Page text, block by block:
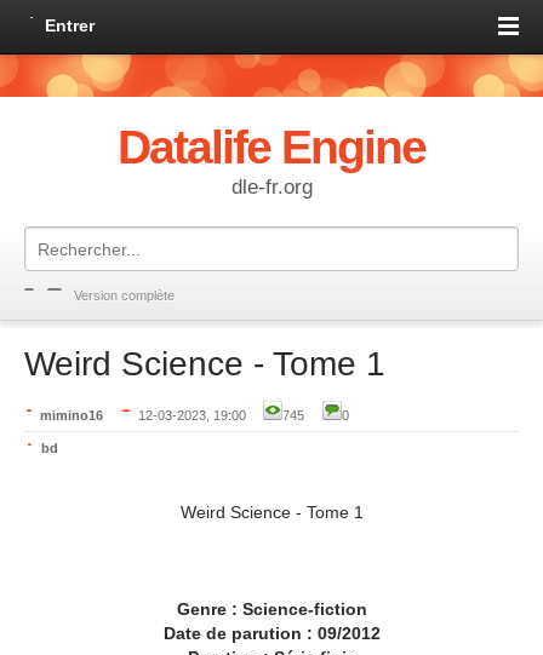
Entrer
Datalife Engine
dle-fr.org
Version complète
Weird Science - Tome 1
mimino16 12-03-2023, 19:00 745 0
bd
Weird Science - Tome 1
Genre : Science-fiction
Date de parution : 09/2012